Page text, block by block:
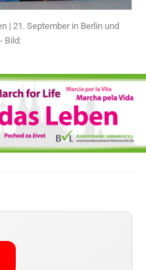
| 21. September in Berlin und
Bild: